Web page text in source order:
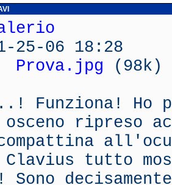
06 18:28
Prova.jpg (98k)
Funziona! Ho
osceno ripreso
Clavius tutto